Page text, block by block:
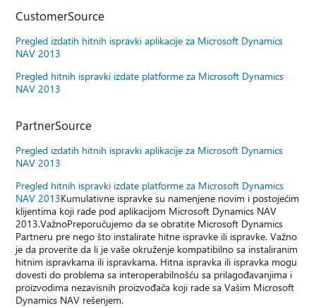
CustomerSource
Pregled izdatih hitnih ispravki aplikacije za Microsoft Dynamics
NAV 2013
Pregled hitnih ispravki izdate platforme za Microsoft Dynamics
NAV 2013
PartnerSource
Pregled izdatih hitnih ispravki aplikacije za Microsoft Dynamics
NAV 2013
Pregled hitnih ispravki izdate platforme za Microsoft Dynamics
NAV 2013Kumulativne ispravke su namenjene novim i postojećim
klijentima koji rade pod aplikacijom Microsoft Dynamics NAV
2013.VažnoPreporučujemo da se obratite Microsoft Dynamics
Partneru pre nego što instalirate hitne ispravke ili ispravke. Važno
je da proverite da li je vaše okruženje kompatibilno sa instaliranim
hitnim ispravkama ili ispravkama. Hitna ispravka ili ispravka mogu
dovesti do problema sa interoperabilnošću sa prilagođavanjima i
proizvodima nezavisnih proizvođača koji rade sa Vašim Microsoft
Dynamics NAV rešenjem.